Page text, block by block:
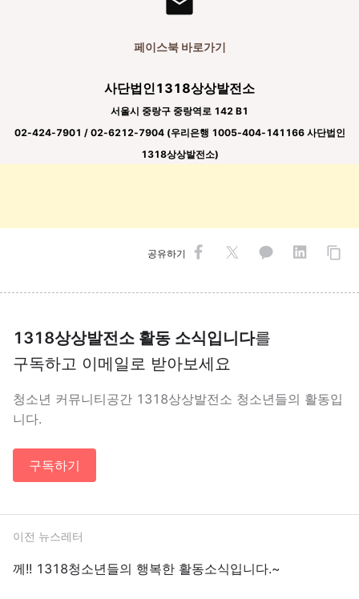
페이스북 바로가기
사단법인1318상상발전소
서울시 중랑구 중랑역로 142 B1
02-424-7901 / 02-6212-7904 (우리은행 1005-404-141166 사단법인
1318상상발전소)
공유하기
1318상상발전소 활동 소식입니다를
구독하고 이메일로 받아보세요
청소년 커뮤니티공간 1318상상발전소 청소년들의 활동입
니다.
구독하기
이전 뉴스레터
께!! 1318청소년들의 행복한 활동소식입니다.~